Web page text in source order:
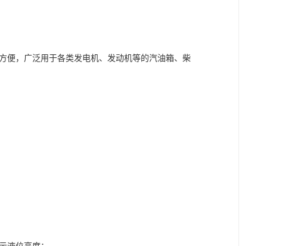
便，广泛用于各类发电机、发动机等的汽油箱、柴